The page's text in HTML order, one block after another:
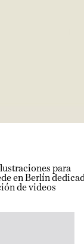
para
en Berlín
de videos